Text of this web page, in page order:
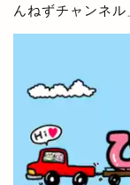
んねずチャンネル